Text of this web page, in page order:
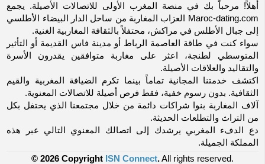
أهلاً! مرحباً بك في منصة المغرب الأولى للاتصالات الأصيلة. يجمع
Maroc-dating.com العزاب المغاربة من ساحل الدار البيضاء الأطلسي
إلى جبال الأطلس في مراكش، محتفلاً بالثقافة المغاربية الغنية.
سواء كنت في طاقة العاصمة الرباط أو مدينة فاس القديمة أو التأثير
المتوسطي لطنجة، اعثر على مغاربة متوافقين يقدرون الأسرة
والتقاليد والعلاقات الأصيلة.
اكتشف خدمتنا المجانية تماماً بينما تكرم الضيافة المغربية والقيم
الثقافية. بدون رسوم خفية، فقط فرص أصيلة للاتصالات المعنوية.
آلاف المغاربة بنوا شراكات دائمة من خلال مجتمعنا الذي يحتفل بكل
من التراث والتطلعات الحديثة.
دع الدفء المغربي يرشدك إلى اتصالك المعنوي التالي عبر هذه
المملكة الجميلة.
© 2026 Copyright ISN Connect.All rights reserved.